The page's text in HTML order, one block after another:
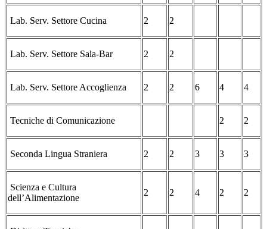
Lab. Serv. Settore Cucina 2 2
Lab. Serv. Settore Sala-Bar 2 2
Lab. Serv. Settore Accoglienza 2 2 6 4 4
Tecniche di Comunicazione 2 2
Seconda Lingua Straniera 2 2 3 3 3
Scienza e Cultura
dell’Alimentazione
2 2 4 2 2